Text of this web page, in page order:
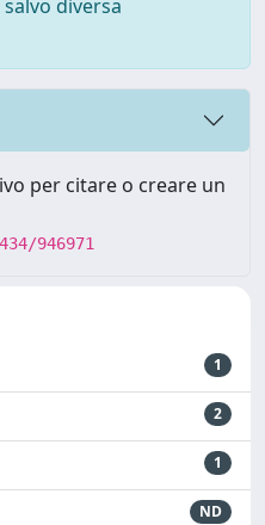
diversa
per citare o creare un
946971
1
2
1
ND